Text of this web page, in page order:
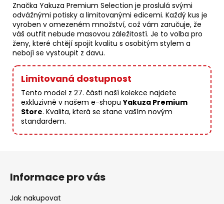
Značka Yakuza Premium Selection je proslulá svými
odvážnými potisky a limitovanými edicemi. Každý kus je
vyroben v omezeném množství, což vám zaručuje, že
váš outfit nebude masovou záležitostí. Je to volba pro
ženy, které chtějí spojit kvalitu s osobitým stylem a
nebojí se vystoupit z davu.
Limitovaná dostupnost
Tento model z 27. části naší kolekce najdete
exkluzivně v našem e-shopuYakuza Premium
Store. Kvalita, která se stane vaším novým
standardem.
Informace pro vás
Jak nakupovat